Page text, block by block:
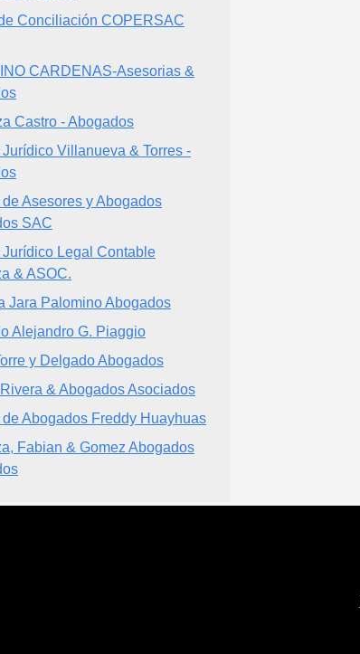
Conciliación COPERSAC
CARDENAS-Asesorias &
Castro - Abogados
Jurídico Villanueva & Torres -
de Asesores y Abogados
SAC
Jurídico Legal Contable
& ASOC.
Jara Palomino Abogados
Alejandro G. Piaggio
y Delgado Abogados
& Abogados Asociados
de Abogados Freddy Huayhuas
Fabian & Gomez Abogados